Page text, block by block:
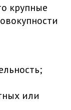
крупные
или